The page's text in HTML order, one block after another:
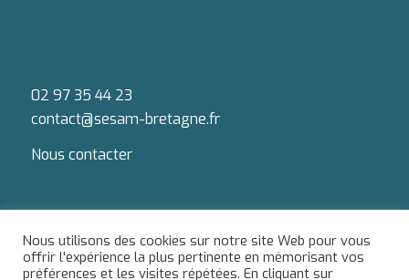
02 97 35 44 23
contact@sesam-bretagne.fr
Nous contacter
Nous utilisons des cookies sur notre site Web pour vous
offrir l'expérience la plus pertinente en mémorisant vos
préférences et les visites répétées. En cliquant sur